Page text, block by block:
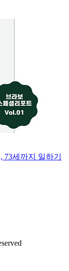
73세까지 일하기